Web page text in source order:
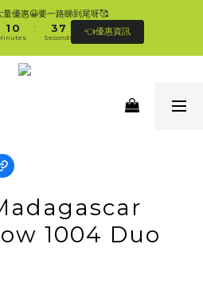
香港滿$350/澳門滿$499即免運費直接送上門
🥰
量優惠😀要一路睇到尾呀🥰
2
1
0
1
0
:
4
3
2
1
8
7
6
5
Seconds
👈優惠資訊
香港滿$350/澳門滿$499即免運費直接送上門
1004 Duo